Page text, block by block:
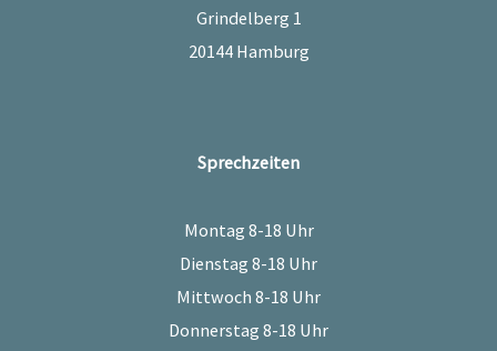
Grindelberg 1
20144 Hamburg
Sprechzeiten
Montag 8-18 Uhr
Dienstag 8-18 Uhr
Mittwoch 8-18 Uhr
Donnerstag 8-18 Uhr